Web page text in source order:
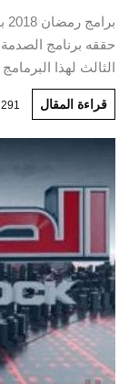
حققه برنامج
الثالث لهذا
قراءة المقال 291